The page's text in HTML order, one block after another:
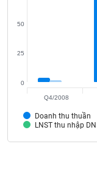
Doanh thu thuần
LNST thu nhập DN
0
25
50
Q4/2008
(-)
Bài
của
tác
(-)